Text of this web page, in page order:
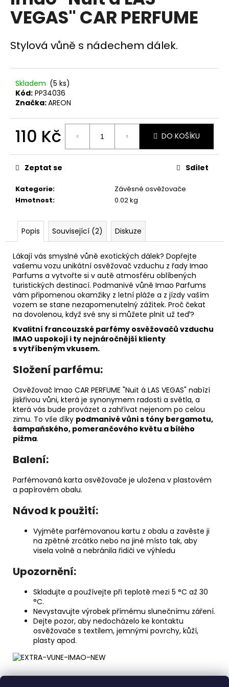
0,0
z
hvězdiček.
VEGAS" CAR PERFUME
Stylová vůně s nádechem dálek.
Skladem (5 ks)
Kód: PP34036
Značka:AREON
110 Kč
cena:
DO KOŠÍKU
Kategorie:
Závěsné osvěžovače
Hmotnost: 0.02 kg
Zeptat se Sdílet
Popis Související (2) Diskuze
Lákají vás smyslné vůně exotických dálek? Dopřejte
vašemu vozu unikátní osvěžovač vzduchu z řady Imao
Parfums a vytvořte si v autě atmosféru oblíbených
turistických destinací. Podmanivé vůně Imao Parfums
vám připomenou okamžiky z letní pláže a z jízdy vaším
vozem se stane nezapomenutelný zážitek. Proč čekat
na dovolenou, když své sny si můžete plnit už teď?
Kvalitní francouzské parfémy osvěžovačů vzduchu
IMAO uspokojí i ty nejnáročnější klienty
s vytříbeným vkusem.
Složení parfému:
Osvěžovač Imao CAR PERFUME "Nuit á LAS VEGAS" nabízí
jiskřivou vůni, která je synonymem radosti a světla, a
která vás bude provázet a zahřívat nejenom po celou
zimu. To vše díky podmanivé vůni s tóny bergamotu,
šampaňského, pomerančového květu a bílého
pižma.
Balení:
Parfémovaná karta osvěžovače je uložena v plastovém
a papírovém obalu.
Návod k použití:
Vyjměte parfémovanou kartu z obalu a zavěste ji
na zpětné zrcátko nebo na jiné místo tak, aby
visela volně a nebránila řidiči ve výhledu
Upozornění:
Skladujte a používejte při teplotě mezi 5 °C až 30
°C.
Nevystavujte výrobek přímému slunečnímu záření.
Dejte pozor, aby nedocházelo ke kontaktu
osvěžovače s textilem, jemnými povrchy, kůží,
plasty apod.
a
j
í
t
?
HLEDAT
D
o
p
o
u
j
e
m
e
DĚTSKÁ
LÁHEV
NA
PITÍ
KIDS
119